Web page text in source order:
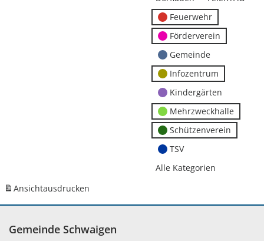
Feuerwehr
Förderverein
Gemeinde
Infozentrum
Kindergärten
Mehrzweckhalle
Schützenverein
TSV
Alle Kategorien
Ansichtausdrucken
Gemeinde Schwaigen